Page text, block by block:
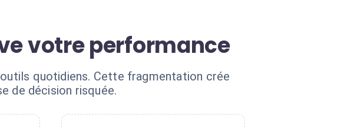
votre performance
quotidiens. Cette fragmentation crée
de décision risquée.